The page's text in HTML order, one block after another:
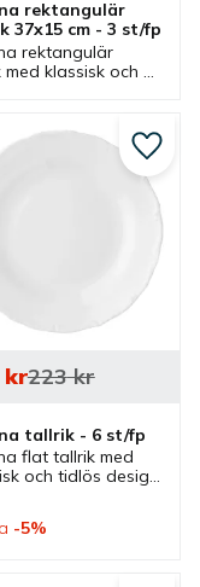
rektangulär
37x15 cm - 3 st/fp
rektangulär
med klassisk och
passar bra i
miljöer.
tallrik - 6 st/fp
flat tallrik med
och tidlös design
i flera
223kr
5%
Lägg